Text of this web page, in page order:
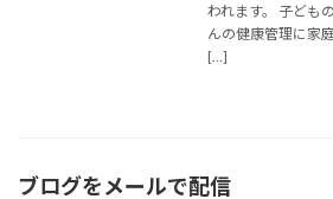
われます。 子ども
んの健康管理に家
[…]
ブログをメールで配信